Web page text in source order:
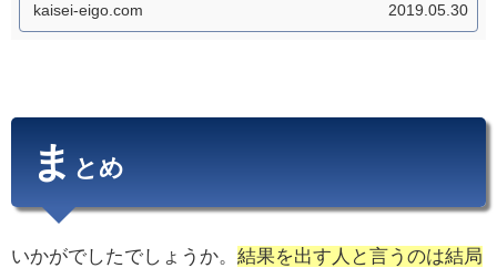
kaisei-eigo.com 2019.05.30
ま とめ
いかがでしたでしょうか。 結果を出す人と言うのは結局